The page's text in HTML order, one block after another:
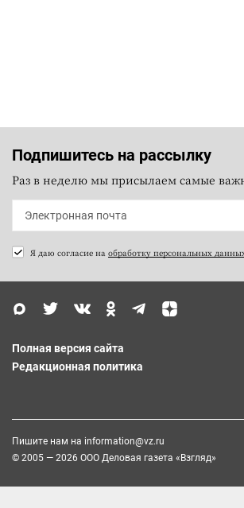
Подпишитесь на рассылку
Раз в неделю мы присылаем самые
Я даю согласие на обработку персональных
Полная версия сайта
Редакционная политика
Пишите нам на information@vz.ru
© 2005 — 2026 ООО Деловая газета «Взгляд»